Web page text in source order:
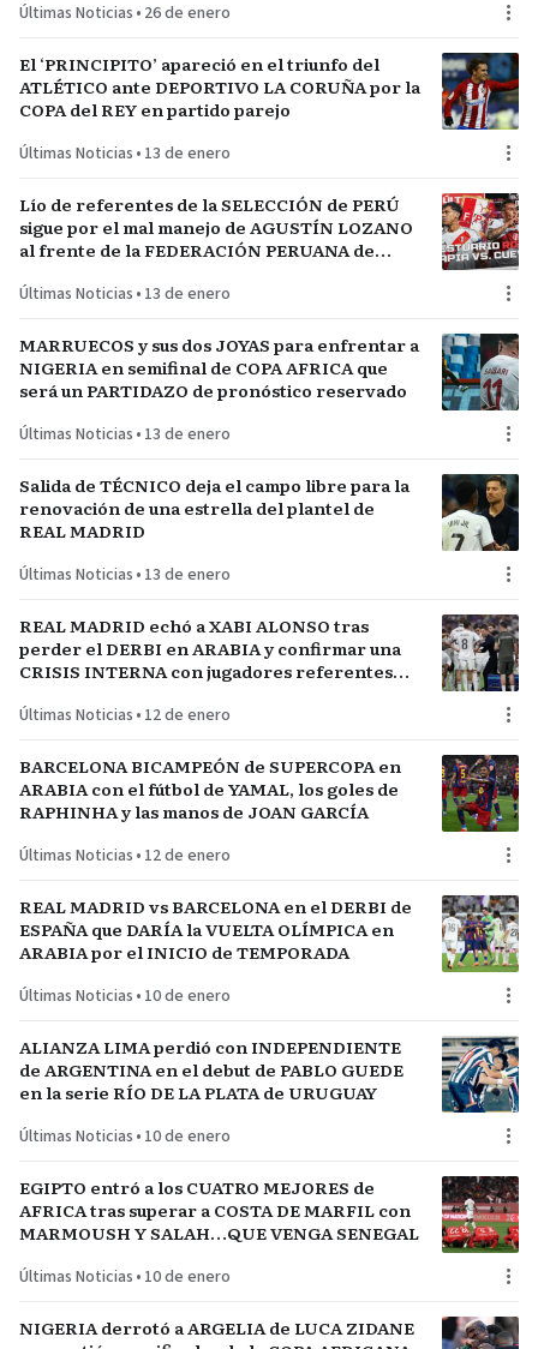
Últimas Noticias • 26 de enero
El ‘PRINCIPITO’ apareció en el triunfo del
ATLÉTICO ante DEPORTIVO LA CORUÑA por la
COPA del REY en partido parejo
Últimas Noticias • 13 de enero
Lío de referentes de la SELECCIÓN de PERÚ
sigue por el mal manejo de AGUSTÍN LOZANO
al frente de la FEDERACIÓN PERUANA de
Últimas Noticias • 13 de enero
MARRUECOS y sus dos JOYAS para enfrentar a
NIGERIA en semifinal de COPA AFRICA que
será un PARTIDAZO de pronóstico reservado
Últimas Noticias • 13 de enero
Salida de TÉCNICO deja el campo libre para la
renovación de una estrella del plantel de
REAL MADRID
Últimas Noticias • 13 de enero
REAL MADRID echó a XABI ALONSO tras
perder el DERBI en ARABIA y confirmar una
CRISIS INTERNA con jugadores referentes
Últimas Noticias • 12 de enero
BARCELONA BICAMPEÓN de SUPERCOPA en
ARABIA con el fútbol de YAMAL, los goles de
RAPHINHA y las manos de JOAN GARCÍA
Últimas Noticias • 12 de enero
REAL MADRID vs BARCELONA en el DERBI de
ESPAÑA que DARÍA la VUELTA OLÍMPICA en
ARABIA por el INICIO de TEMPORADA
Últimas Noticias • 10 de enero
ALIANZA LIMA perdió con INDEPENDIENTE
de ARGENTINA en el debut de PABLO GUEDE
en la serie RÍO DE LA PLATA de URUGUAY
Últimas Noticias • 10 de enero
EGIPTO entró a los CUATRO MEJORES de
AFRICA tras superar a COSTA DE MARFIL con
MARMOUSH Y SALAH…QUE VENGA SENEGAL
Últimas Noticias • 10 de enero
NIGERIA derrotó a ARGELIA de LUCA ZIDANE